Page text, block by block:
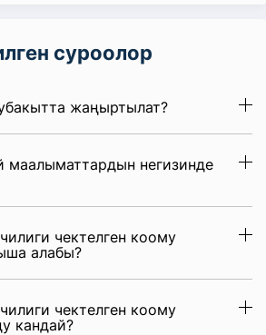
суроолор
жаңыртылат?
маалыматтардын негизинде
чектелген коому
алабы?
чектелген коому
кандай?